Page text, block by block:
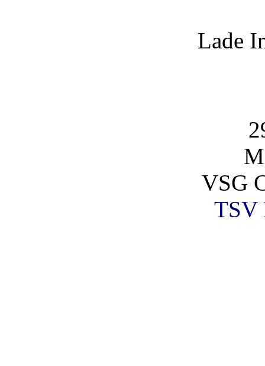
Lade
VSG
TSV